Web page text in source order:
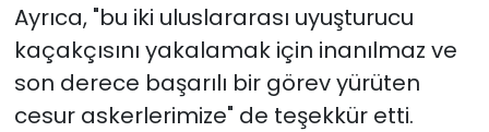
Ayrıca, "bu iki uluslararası uyuşturucu
kaçakçısını yakalamak için inanılmaz ve
son derece başarılı bir görev yürüten
cesur askerlerimize" de teşekkür etti.